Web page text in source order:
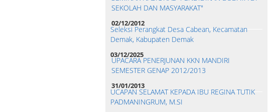
SEKOLAH DAN MASYARAKAT"
02/12/2012
Seleksi Perangkat Desa Cabean, Kecamatan
Demak, Kabupaten Demak
03/12/2025
UPACARA PENERJUNAN KKN MANDIRI
SEMESTER GENAP 2012/2013
31/01/2013
UCAPAN SELAMAT KEPADA IBU REGINA TUTIK
PADMANINGRUM, M.SI